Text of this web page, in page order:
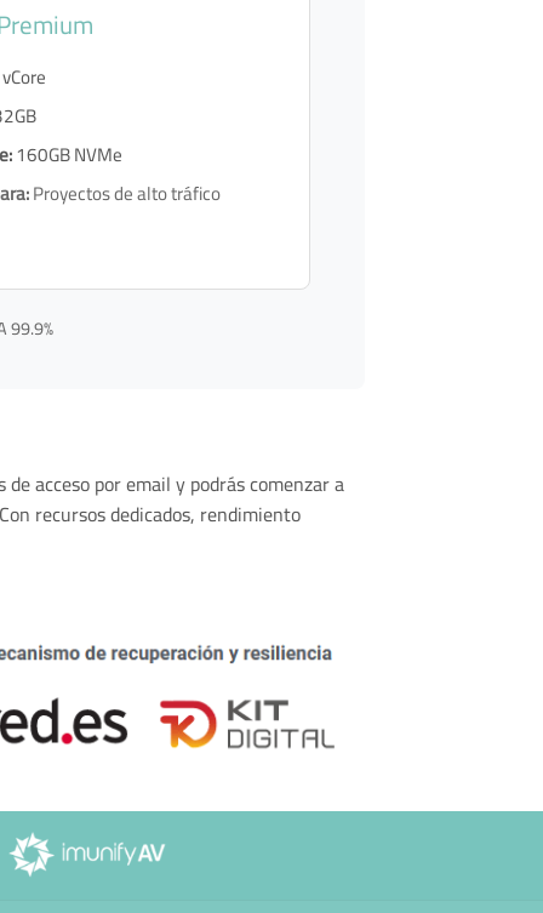
160GB NVMe
Proyectos de alto tráfico
99.9%
acceso por email y podrás comenzar a
recursos dedicados, rendimiento